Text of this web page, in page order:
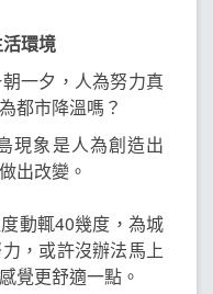
環境
一夕，人為努力真
都市降溫嗎？
現象是人為創造出
出改變。
動輒40幾度，為城
，或許沒辦法馬上
覺更舒適一點。